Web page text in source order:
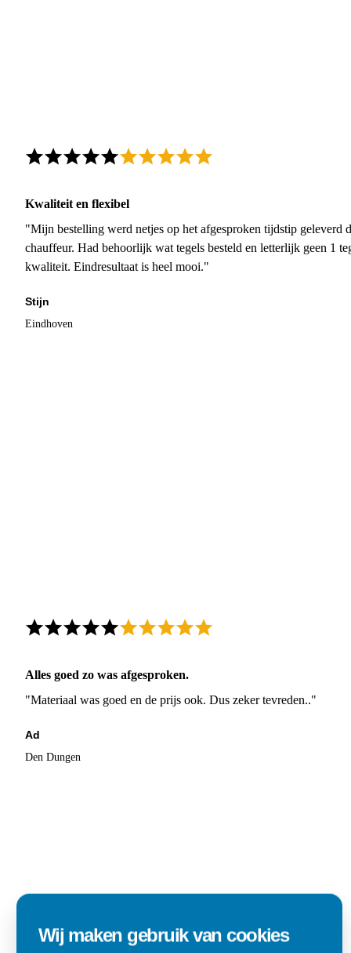
Kwaliteit en flexibel
"Mijn bestelling werd netjes op het afgesproken tijdstip geleverd
chauffeur. Had behoorlijk wat tegels besteld en letterlijk geen 1
kwaliteit. Eindresultaat is heel mooi."
Stijn
Eindhoven
Alles goed zo was afgesproken.
"Materiaal was goed en de prijs ook. Dus zeker tevreden.."
Ad
Den Dungen
Wij maken gebruik van cookies